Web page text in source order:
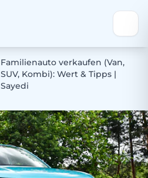
Familienauto verkaufen (Van,
SUV, Kombi): Wert & Tipps |
Sayedi